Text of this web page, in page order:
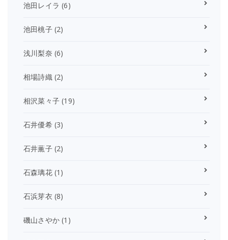
池田レイラ (6)
池田桃子(2)
浅川梨奈 (6)
相場詩織(2)
相沢菜々子 (19)
石井優希(3)
石井薫子(2)
石森璃花(1)
石浜芽衣 (8)
磯山さやか (1)